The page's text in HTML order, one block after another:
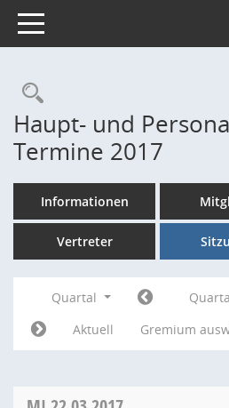
Toggle navigation
Rechercheauswahl
Haupt- und
Termine 2017
Informationen
Vertreter
Quartal
Aktuell
Gremium